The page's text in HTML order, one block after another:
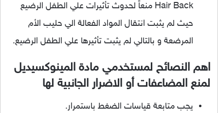
Hair Back منعاً لحدوث تأثيرات علي الطفل الرضيع
حيث لم يثبت انتقال المواد الفعالة الي حليب الأم
المرضعة و بالتالي لم يثبت تأثيرها علي الطفل الرضيع.
اهم النصائح لمستخدمي مادة المينوكسيديل
لمنع المضاعفات أو الاضرار الجانبية لها
يجب متابعة قياسات الضغط باستمرار.